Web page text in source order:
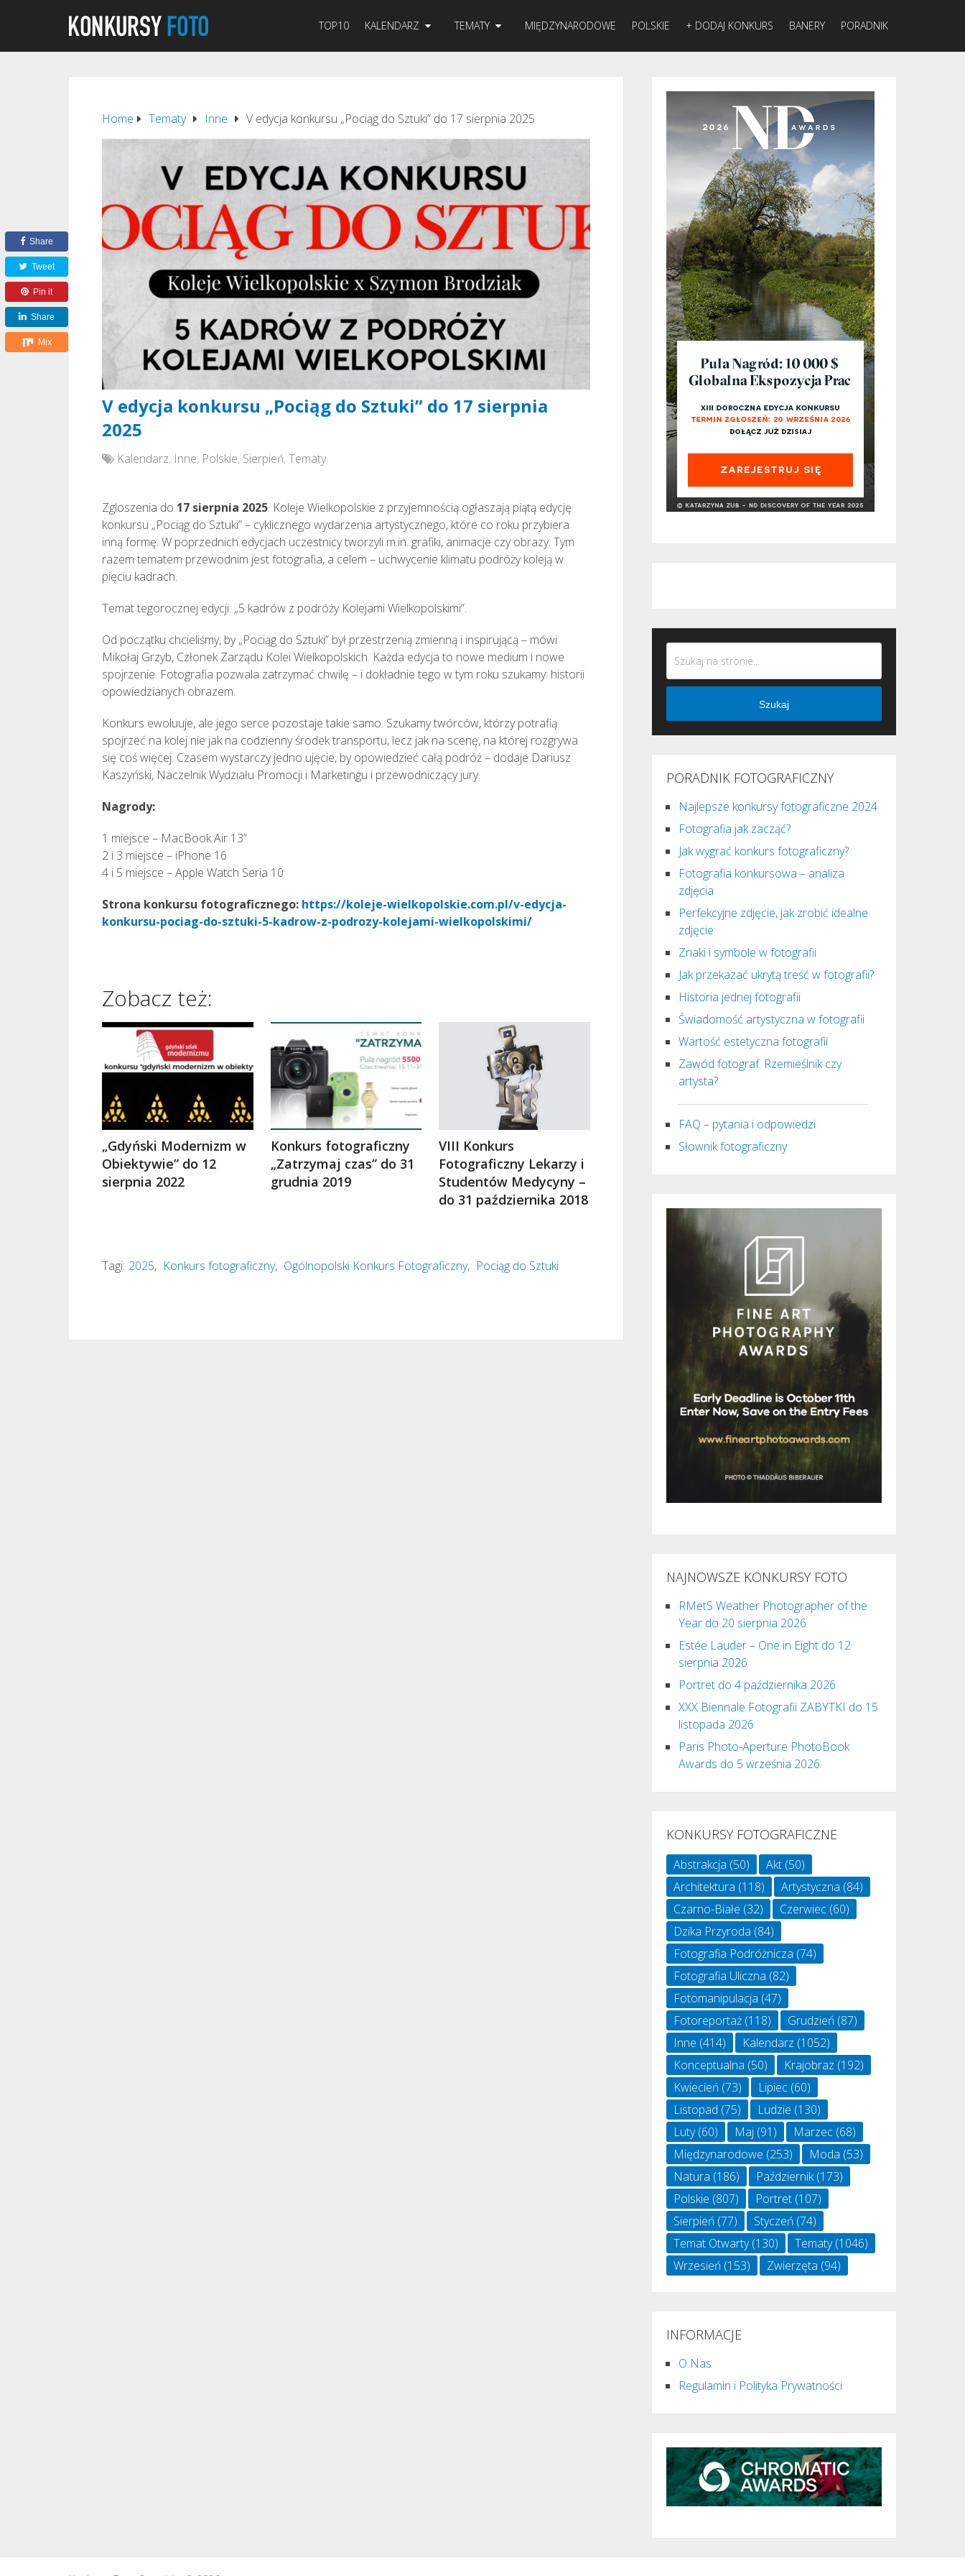
TOP10 KALENDARZ TEMATY MIĘDZYNARODOWE POLSKIE + DODAJ KONKURS BANERY PORADNIK
Home Tematy Inne V edycja konkursu „Pociąg do Sztuki” do 17 sierpnia 2025
V edycja konkursu „Pociąg do Sztuki” do 17 sierpnia
2025
Kalendarz, Inne, Polskie, Sierpień,Tematy
Zgloszenia do 17 sierpnia 2025. Koleje Wielkopolskie z przyjemnością ogłaszają piątą edycję
konkursu „Pociąg do Sztuki” – cyklicznego wydarzenia artystycznego, które co roku przybiera
inną formę. W poprzednich edycjach uczestnicy tworzyli m.in. grafiki, animacje czy obrazy. Tym
razem tematem przewodnim jest fotografia, a celem – uchwycenie klimatu podróży koleją w
pięciu kadrach.
Temat tegorocznej edycji: „5 kadrów z podróży Kolejami Wielkopolskimi”.
Od początku chcieliśmy, by „Pociąg do Sztuki” był przestrzenią zmienną i inspirującą – mówi
Mikołaj Grzyb, Członek Zarządu Kolei Wielkopolskich. Każda edycja to nowe medium i nowe
spojrzenie. Fotografia pozwala zatrzymać chwilę – i dokładnie tego w tym roku szukamy: historii
opowiedzianych obrazem.
Konkurs ewoluuje, ale jego serce pozostaje takie samo. Szukamy twórców, którzy potrafią
spojrzeć na kolej nie jak na codzienny środek transportu, lecz jak na scenę, na której rozgrywa
się coś więcej. Czasem wystarczy jedno ujęcie, by opowiedzieć całą podróż – dodaje Dariusz
Kaszyński, Naczelnik Wydziału Promocji i Marketingu i przewodniczący jury.
Nagrody:
1 miejsce – MacBook Air 13”
2 i 3 miejsce – iPhone 16
4 i 5 miejsce – Apple Watch Seria 10
Strona konkursu fotograficznego: https://koleje-wielkopolskie.com.pl/v-edycja-
konkursu-pociag-do-sztuki-5-kadrow-z-podrozy-kolejami-wielkopolskimi/
Share
Tweet
Pin it
Share
Mix
Zobacz też:
„Gdyński Modernizm w
Obiektywie” do 12
sierpnia 2022
Konkurs fotograficzny
„Zatrzymaj czas” do 31
grudnia 2019
VIII Konkurs
Fotograficzny Lekarzy i
Studentów Medycyny –
do 31 października 2018
Tagi: 2025, Konkurs fotograficzny, Ogólnopolski Konkurs Fotograficzny, Pociąg do Sztuki
Szukaj
PORADNIK FOTOGRAFICZNY
Najlepsze konkursy fotograficzne 2024
Fotografia jak zacząć?
Jak wygrać konkurs fotograficzny?
Fotografia konkursowa – analiza
zdjęcia
Perfekcyjne zdjęcie, jak zrobić idealne
zdjęcie
Znaki i symbole w fotografii
Jak przekazać ukrytą treść w fotografii?
Historia jednej fotografii
Świadomość artystyczna w fotografii
Wartość estetyczna fotografii
Zawód fotograf. Rzemieślnik czy
artysta?
FAQ – pytania i odpowiedzi
Słownik fotograficzny
NAJNOWSZE KONKURSY FOTO
RMetS Weather Photographer of the
Year do 20 sierpnia 2026
Estée Lauder – One in Eight do 12
sierpnia 2026
Portret do 4 października 2026
XXX Biennale Fotografii ZABYTKI do 15
listopada 2026
Paris Photo-Aperture PhotoBook
Awards do 5 września 2026
KONKURSY FOTOGRAFICZNE
Abstrakcja (50) Akt (50)
Architektura (118) Artystyczna (84)
Czarno-Białe (32) Czerwiec (60)
Dzika Przyroda (84)
Fotografia Podróżnicza (74)
Fotografia Uliczna (82)
Fotomanipulacja (47)
Fotoreportaż (118) Grudzień (87)
Inne (414) Kalendarz (1052)
Konceptualna (50) Krajobraz (192)
Kwiecień (73) Lipiec (60)
Listopad (75) Ludzie (130)
Luty(60) Maj (91) Marzec (68)
Międzynarodowe (253) Moda (53)
Natura (186) Październik(173)
Polskie (807) Portret (107)
Sierpień (77) Styczeń (74)
Temat Otwarty(130) Tematy(1046)
Wrzesień (153) Zwierzęta (94)
INFORMACJE
O Nas
Regulamin i Polityka Prywatności